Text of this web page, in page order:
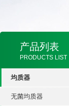
产品列表
PRODUCTS LIST
均质器
无菌均质器